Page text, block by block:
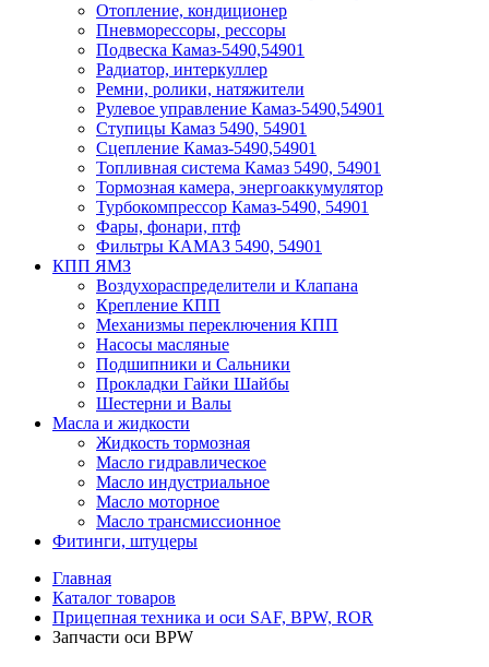
Отопление, кондиционер
Пневморессоры, рессоры
Подвеска Камаз-5490,54901
Радиатор, интеркуллер
Ремни, ролики, натяжители
Рулевое управление Камаз-5490,54901
Ступицы Камаз 5490, 54901
Сцепление Камаз-5490,54901
Топливная система Камаз 5490, 54901
Тормозная камера, энергоаккумулятор
Турбокомпрессор Камаз-5490, 54901
Фары, фонари, птф
Фильтры КАМАЗ 5490, 54901
КПП ЯМЗ
Воздухораспределители и Клапана
Крепление КПП
Механизмы переключения КПП
Насосы масляные
Подшипники и Сальники
Прокладки Гайки Шайбы
Шестерни и Валы
Масла и жидкости
Жидкость тормозная
Масло гидравлическое
Масло индустриальное
Масло моторное
Масло трансмиссионное
Фитинги, штуцеры
Главная
Каталог товаров
Прицепная техника и оси SAF, BPW, ROR
Запчасти оси BPW